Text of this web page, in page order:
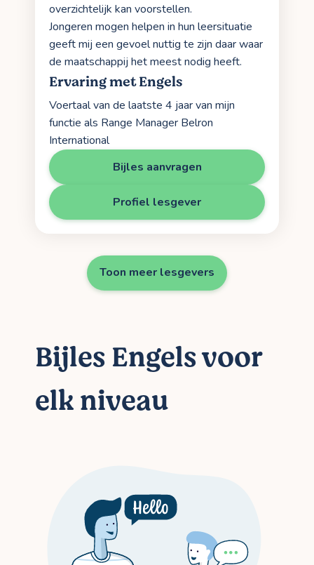
overzichtelijk kan voorstellen.
Jongeren mogen helpen in hun leersituatie
geeft mij een gevoel nuttig te zijn daar waar
de maatschappij het meest nodig heeft.
Ervaring met Engels
Voertaal van de laatste 4 jaar van mijn
functie als Range Manager Belron
International
Bijles aanvragen
Profiel lesgever
Toon meer lesgevers
Bijles Engels voor
elk niveau